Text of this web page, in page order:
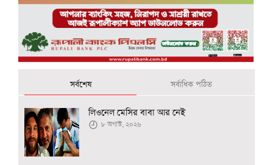
সর্বশেষ সর্বাধিক পঠিত
লিওনেল মেসির বাবা আর নেই
৮ অগাস্ট, ২০২৬